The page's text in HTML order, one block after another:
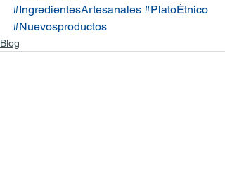
#IngredientesArtesanales #PlatoÉtnico
#Nuevosproductos
Blog